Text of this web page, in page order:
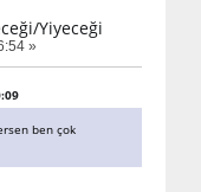
Yiyeceği
»
ben çok